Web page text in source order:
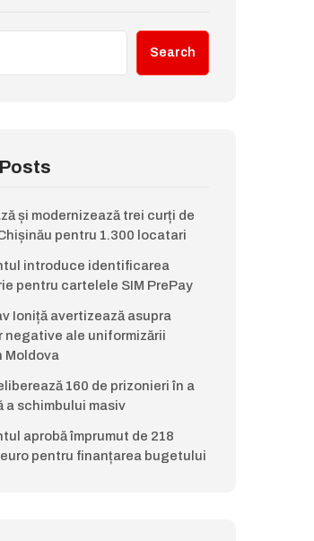
Search
și modernizează trei curți de
pentru 1.300 locatari
introduce identificarea
pentru cartelele SIM PrePay
Ioniță avertizează asupra
negative ale uniformizării
Moldova
160 de prizonieri în a
a schimbului masiv
aprobă împrumut de 218
pentru finanțarea bugetului